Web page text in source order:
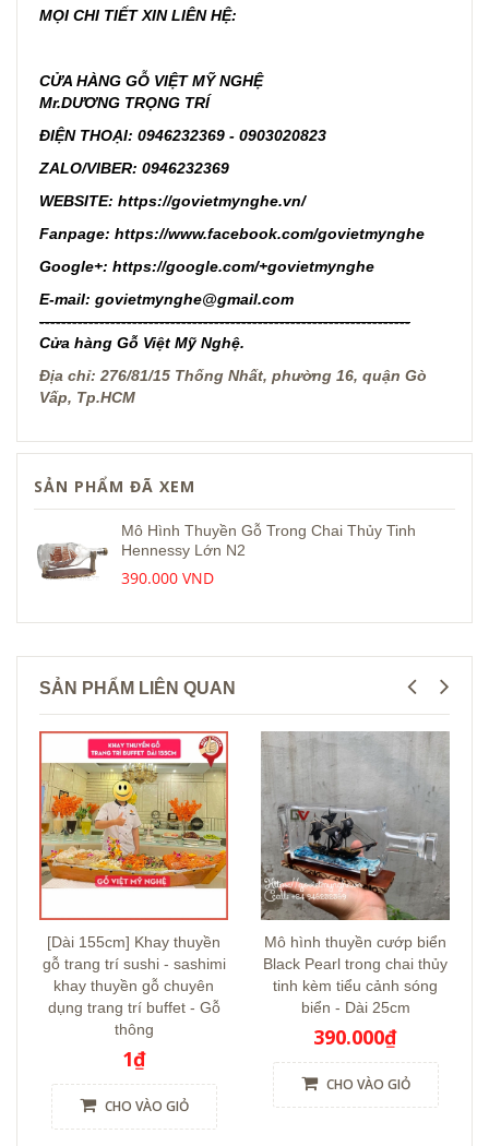
MỌI CHI TIẾT XIN LIÊN HỆ:
CỬA HÀNG GỖ VIỆT MỸ NGHỆ
Mr.DƯƠNG TRỌNG TRÍ
ĐIỆN THOẠI: 0946232369 - 0903020823
ZALO/VIBER: 0946232369
WEBSITE: https://govietmynghe.vn/
Fanpage: https://www.facebook.com/govietmynghe
Google+: https://google.com/+govietmynghe
E-mail: govietmynghe@gmail.com
--------------------------------------------------------------------
Cửa hàng Gỗ Việt Mỹ Nghệ.
Địa chỉ: 276/81/15 Thống Nhất, phường 16, quận Gò
Vấp, Tp.HCM
SẢN PHẨM ĐÃ XEM
Mô Hình Thuyền Gỗ Trong Chai Thủy Tinh
Hennessy Lớn N2
390.000 VND
SẢN PHẨM LIÊN QUAN
[Dài 155cm] Khay thuyền
gỗ trang trí sushi - sashimi
khay thuyền gỗ chuyên
dụng trang trí buffet - Gỗ
thông
1₫
CHO VÀO GIỎ
Mô hình thuyền cướp biển
Black Pearl trong chai thủy
tinh kèm tiểu cảnh sóng
biển - Dài 25cm
390.000₫
CHO VÀO GIỎ